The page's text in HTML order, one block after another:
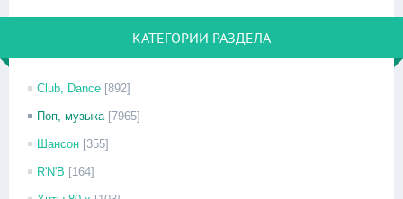
КАТЕГОРИИ РАЗДЕЛА
Club, Dance [892]
Поп, музыка [7965]
Шансон [355]
R'N'B [164]